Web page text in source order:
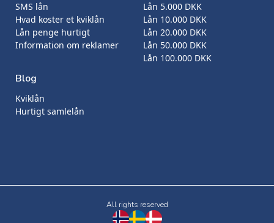
SMS lån
Hvad koster et kviklån
Lån penge hurtigt
Information om reklamer
Blog
Kviklån
Hurtigt samlelån
Lån 5.000 DKK
Lån 10.000 DKK
Lån 20.000 DKK
Lån 50.000 DKK
Lån 100.000 DKK
All rights reserved